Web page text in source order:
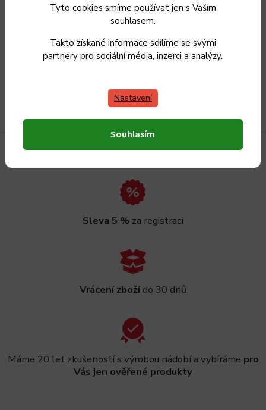
Tyto cookies smíme používat jen s Vaším
souhlasem.
Takto získané informace sdílíme se svými
partnery pro sociální média, inzerci a analýzy.
Nastavení
Souhlasím
Objevte svět vaření se značkovým nádobím na
Číst více
Sleva 5 % za registraci
Vrácení zbožído 30 dnů
Máme 20 let zkušeností s výrobou nádobí a vybíráme pro
Vás jen ověřené produkty